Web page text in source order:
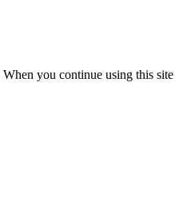
you continue using this